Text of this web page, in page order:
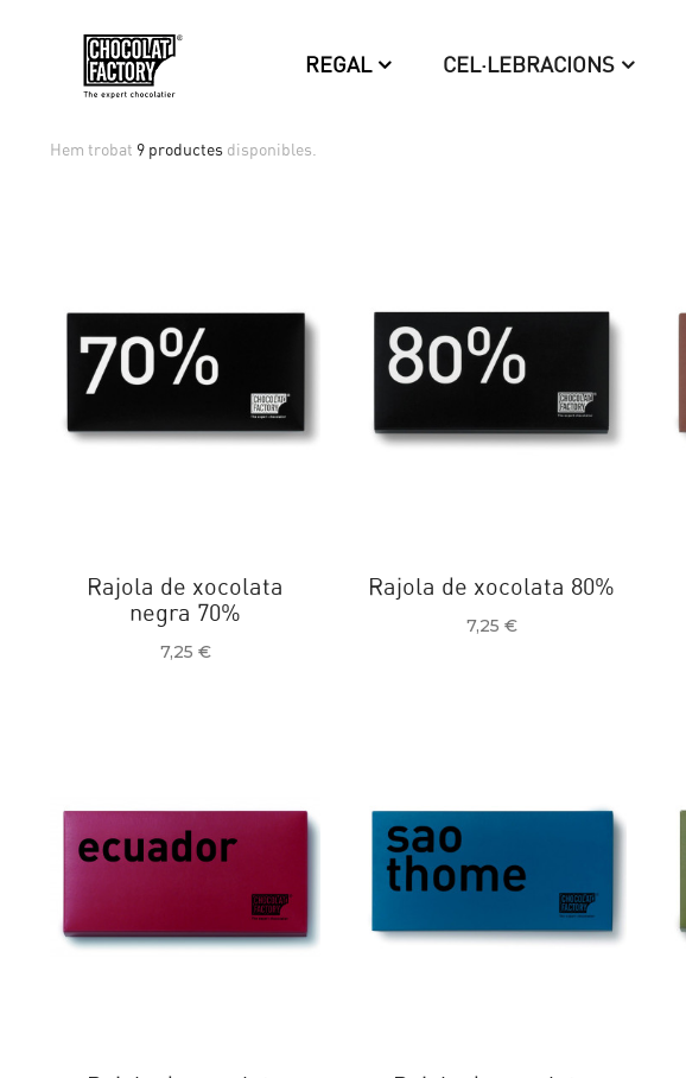
REGAL CEL·LEBRACIONS
Hem trobat 9 productes disponibles.
Rajola de xocolata
negra 70%
Preu
7,25 €
Rajola de xocolata 80%
Preu
7,25 €